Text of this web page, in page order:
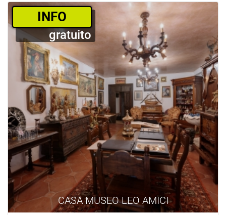
CASA MUSEO LEO AMICI
­INFO
gratuito